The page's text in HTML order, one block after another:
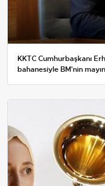
KKTC Cumhurbaşkanı
bahanesiyle BM'nin